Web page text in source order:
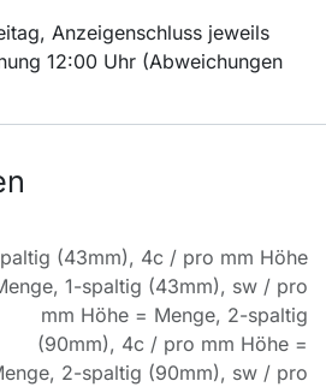
Anzeigenschluss jeweils
12:00 Uhr (Abweichungen
(43mm), 4c / pro mm Höhe
, 1-spaltig (43mm), sw / pro
mm Höhe = Menge, 2-spaltig
(90mm), 4c / pro mm Höhe =
, 2-spaltig (90mm), sw / pro